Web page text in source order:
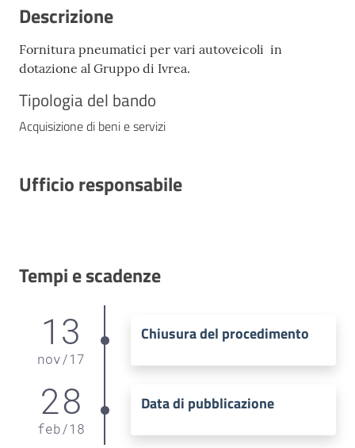
Descrizione
Fornitura pneumatici per vari autoveicoli in
dotazione al Gruppo di Ivrea.
Tipologia del bando
Acquisizione di beni e servizi
Ufficio responsabile
Tempi e scadenze
13
nov/17
Chiusura del procedimento
28
feb/18
Data di pubblicazione